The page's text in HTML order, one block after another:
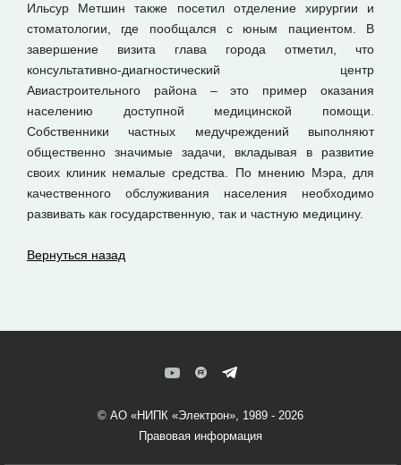
Ильсур Метшин также посетил отделение хирургии и
стоматологии, где пообщался с юным пациентом. В
завершение визита глава города отметил, что
консультативно-диагностический центр
Авиастроительного района – это пример оказания
населению доступной медицинской помощи.
Собственники частных медучреждений выполняют
общественно значимые задачи, вкладывая в развитие
своих клиник немалые средства. По мнению Мэра, для
качественного обслуживания населения необходимо
развивать как государственную, так и частную медицину.
Вернуться назад
© АО «НИПК «Электрон», 1989 - 2026
Правовая информация